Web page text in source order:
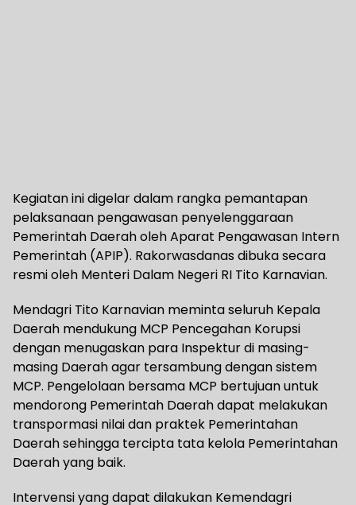
Kegiatan ini digelar dalam rangka pemantapan
pelaksanaan pengawasan penyelenggaraan
Pemerintah Daerah oleh Aparat Pengawasan Intern
Pemerintah (APIP). Rakorwasdanas dibuka secara
resmi oleh Menteri Dalam Negeri RI Tito Karnavian.
Mendagri Tito Karnavian meminta seluruh Kepala
Daerah mendukung MCP Pencegahan Korupsi
dengan menugaskan para Inspektur di masing-
masing Daerah agar tersambung dengan sistem
MCP. Pengelolaan bersama MCP bertujuan untuk
mendorong Pemerintah Daerah dapat melakukan
transpormasi nilai dan praktek Pemerintahan
Daerah sehingga tercipta tata kelola Pemerintahan
Daerah yang baik.
Intervensi yang dapat dilakukan Kemendagri